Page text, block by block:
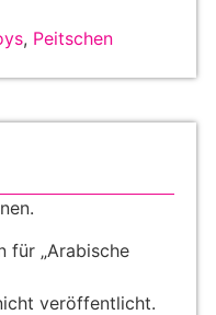
, Peitschen
für „Arabische
veröffentlicht.